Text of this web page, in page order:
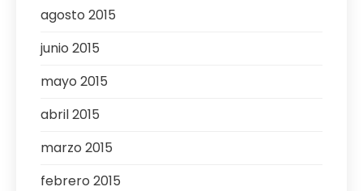
agosto 2015
junio 2015
mayo 2015
abril 2015
marzo 2015
febrero 2015